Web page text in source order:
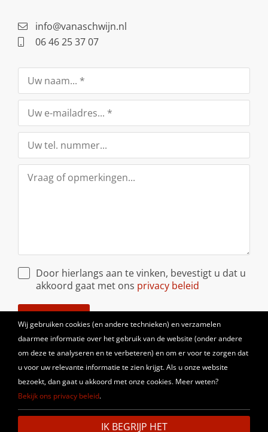
Wij gebruiken cookies (en andere technieken) en verzamelen
daarmee informatie over het gebruik van de website(onder andere
om deze te analyseren en te verbeteren) en om er voor te zorgen dat
u voor uw relevante informatie te zien krijgt. Als u onze website
bezoekt, dan gaat u akkoord met onze cookies. Meer weten?
Bekijk ons privacy beleid.
IK BEGRIJP HET
info@vanaschwijn.nl
06 46 25 37 07
Door hierlangs aan te vinken, bevestigt u dat u
akkoord gaat met ons privacy beleid
VERSTUREN
Disclaimer Privacy Verklaring
Sitemap
© 2026 Van Asch Wijn B.V.